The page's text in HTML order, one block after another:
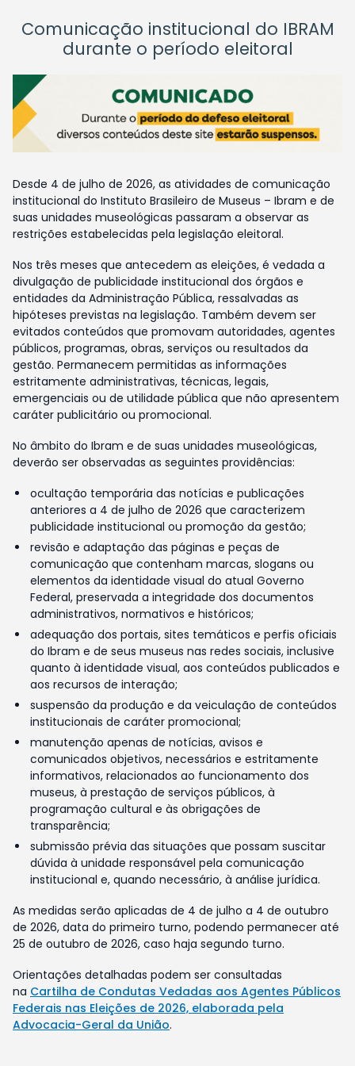
Comunicação institucional do IBRAM
durante o período eleitoral
Desde 4 de julho de 2026, as atividades de comunicação
institucional do Instituto Brasileiro de Museus – Ibram e de
suas unidades museológicas passaram a observar as
restrições estabelecidas pela legislação eleitoral.
Nos três meses que antecedem as eleições, é vedada a
divulgação de publicidade institucional dos órgãos e
entidades da Administração Pública, ressalvadas as
hipóteses previstas na legislação. Também devem ser
evitados conteúdos que promovam autoridades, agentes
públicos, programas, obras, serviços ou resultados da
gestão. Permanecem permitidas as informações
estritamente administrativas, técnicas, legais,
emergenciais ou de utilidade pública que não apresentem
caráter publicitário ou promocional.
No âmbito do Ibram e de suas unidades museológicas,
deverão ser observadas as seguintes providências:
ocultação temporária das notícias e publicações
anteriores a 4 de julho de 2026 que caracterizem
publicidade institucional ou promoção da gestão;
revisão e adaptação das páginas e peças de
comunicação que contenham marcas, slogans ou
elementos da identidade visual do atual Governo
Federal, preservada a integridade dos documentos
administrativos, normativos e históricos;
adequação dos portais, sites temáticos e perfis oficiais
do Ibram e de seus museus nas redes sociais, inclusive
quanto à identidade visual, aos conteúdos publicados e
aos recursos de interação;
suspensão da produção e da veiculação de conteúdos
institucionais de caráter promocional;
manutenção apenas de notícias, avisos e
comunicados objetivos, necessários e estritamente
informativos, relacionados ao funcionamento dos
museus, à prestação de serviços públicos, à
programação cultural e às obrigações de
transparência;
submissão prévia das situações que possam suscitar
dúvida à unidade responsável pela comunicação
institucional e, quando necessário, à análise jurídica.
As medidas serão aplicadas de 4 de julho a 4 de outubro
de 2026, data do primeiro turno, podendo permanecer até
25 de outubro de 2026, caso haja segundo turno.
Orientações detalhadas podem ser consultadas
na Cartilha de Condutas Vedadas aos Agentes Públicos
Federais nas Eleições de 2026, elaborada pela
Advocacia-Geral da União.